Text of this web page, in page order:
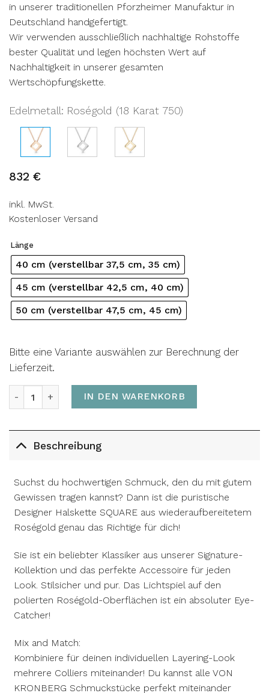
in unserer traditionellen Pforzheimer Manufaktur in
Deutschland handgefertigt.
Wir verwenden ausschließlich nachhaltige Rohstoffe
bester Qualität und legen höchsten Wert auf
Nachhaltigkeit in unserer gesamten
Wertschöpfungskette.
Edelmetall: Roségold (18 Karat 750)
832 €
inkl. MwSt.
Kostenloser Versand
Länge
40 cm (verstellbar 37,5 cm, 35 cm)
45 cm (verstellbar 42,5 cm, 40 cm)
50 cm (verstellbar 47,5 cm, 45 cm)
Bitte eine Variante auswählen zur Berechnung der
Lieferzeit.
Collier SQUARE MengeIN DEN WARENKORB
Beschreibung
Suchst du hochwertigen Schmuck, den du mit gutem
Gewissen tragen kannst? Dann ist die puristische
Designer Halskette SQUARE aus wiederaufbereitetem
Roségold genau das Richtige für dich!
Sie ist ein beliebter Klassiker aus unserer Signature-
Kollektion und das perfekte Accessoire für jeden
Look. Stilsicher und pur. Das Lichtspiel auf den
polierten Roségold-Oberflächen ist ein absoluter Eye-
Catcher!
Mix and Match:
Kombiniere für deinen individuellen Layering-Look
mehrere Colliers miteinander! Du kannst alle VON
KRONBERG Schmuckstücke perfekt miteinander